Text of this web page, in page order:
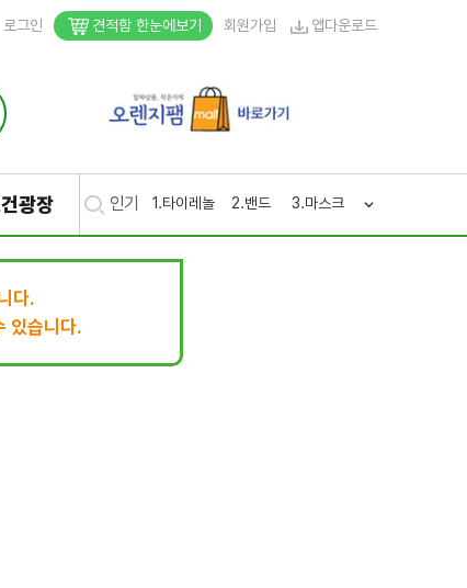
로그인 견적함 한눈에보기 회원가입 앱다운로드
광장 인기 1.타이레놀 2.밴드 3.마스크 4.
다.
있습니다.